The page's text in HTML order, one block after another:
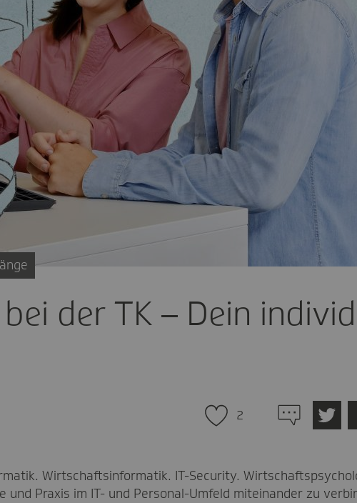
der TK – Dein
2
Zu
den
Wirtschaftsinformatik. IT-Security.
und Praxis im IT- und Personal-Umfeld miteinander zu